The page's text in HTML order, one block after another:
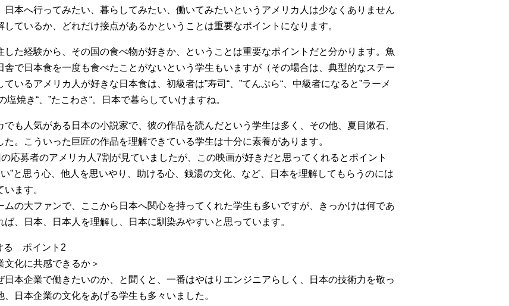
本へ行ってみたい、暮らしてみたい、働いてみたいというアメリカ人は少なくありません
ているか、どれだけ接点があるかということは重要なポイントになります。
た経験から、その国の食べ物が好きか、ということは重要なポイントだと分かります。魚
で日本食を一度も食べたことがないという学生もいますが（その場合は、典型的なステー
いるアメリカ人が好きな日本食は、初級者は”寿司“、”てんぷら“、中級者になると”ラーメ
塩焼き“、”たこわさ“。日本で暮らしていけますね。
も人気がある日本の小説家で、彼の作品を読んだという学生は多く、その他、夏目漱石、
。こういった巨匠の作品を理解できている学生は十分に素養があります。
応募者のアメリカ人7割が見ていましたが、この映画が好きだと思ってくれるとポイント
”と思う心、他人を思いやり、助ける心、銭湯の文化、など、日本を理解してもらうのには
ます。
の大ファンで、ここから日本へ関心を持ってくれた学生も多いですが、きっかけは何であ
、日本、日本人を理解し、日本に馴染みやすいと思っています。
る ポイント2
文化に共感できるか＞
本企業で働きたいのか、と聞くと、一番はやはりエンジニアらしく、日本の技術力を敬っ
日本企業の文化をあげる学生も多々いました。